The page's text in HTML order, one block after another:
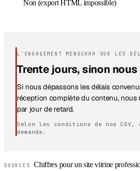
Non (export HTML impossible)
L'ENGAGEMENT MENSCHHH SUR LES
Trente jours, sinon
Si nous dépassons les délais
réception complète du contenu,
par jour de retard.
Selon les conditions de nos CGV,
demande.
SOURCESChiffres pour un site vitrine